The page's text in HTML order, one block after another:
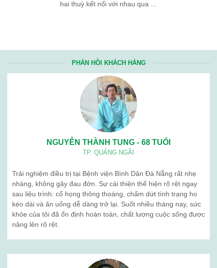
hai thuỳ kết nối với nhau qua ...
PHẢN HỒI KHÁCH HÀNG
NGUYỄN THÀNH TUNG - 68 TUỔI
TP. QUẢNG NGÃI
Trải nghiệm điều trị tại Bệnh viện Bình Dân Đà Nẵng rất nhẹ
nhàng, không gây đau đớn. Sự cải thiện thể hiện rõ rệt ngay
sau liệu trình: cổ họng thông thoáng, chấm dứt tình trạng ho
kéo dài và ăn uống dễ dàng trở lại. Suốt nhiều tháng nay, sức
khỏe của tôi đã ổn định hoàn toàn, chất lượng cuộc sống được
nâng lên rõ rệt.